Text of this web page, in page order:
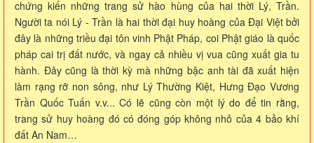
chứng kiến những trang sử hào hùng của hai thời Lý, Trần.
Người ta nói Lý - Trần là hai thời đại huy hoàng của Đại Việt bởi
đây là những triều đại tôn vinh Phật Pháp, coi Phật giáo là quốc
pháp cai trị đất nước, và ngay cả nhiều vị vua cũng xuất gia tu
hành. Đây cũng là thời kỳ mà những bậc anh tài đã xuất hiện
làm rạng rỡ non sông, như Lý Thường Kiệt, Hưng Đạo Vương
Trần Quốc Tuấn v.v... Có lẽ cũng còn một lý do để tin rằng,
trang sử huy hoàng đó có đóng góp không nhỏ của 4 bảo khí
đất An Nam…